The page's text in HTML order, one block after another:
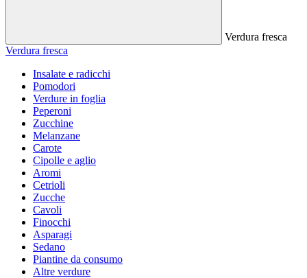
Verdura fresca
Verdura fresca
Insalate e radicchi
Pomodori
Verdure in foglia
Peperoni
Zucchine
Melanzane
Carote
Cipolle e aglio
Aromi
Cetrioli
Zucche
Cavoli
Finocchi
Asparagi
Sedano
Piantine da consumo
Altre verdure